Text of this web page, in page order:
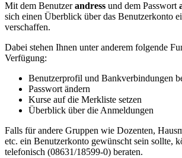
Mit dem Benutzerandress und dem Passwort
sich einen Überblick über das Benutzerkonto
verschaffen.
Dabei stehen Ihnen unter anderem folgende
Verfügung:
Benutzerprofil und Bankverbindungen
Passwort ändern
Kurse auf die Merkliste setzen
Überblick über die Anmeldungen
Falls für andere Gruppen wie Dozenten,
etc. ein Benutzerkonto gewünscht sein sollte,
telefonisch (08631/18599-0) beraten.